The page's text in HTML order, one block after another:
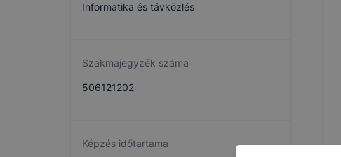
Informatika és távközlés
Szakmajegyzék száma
506121202
Képzés időtartama